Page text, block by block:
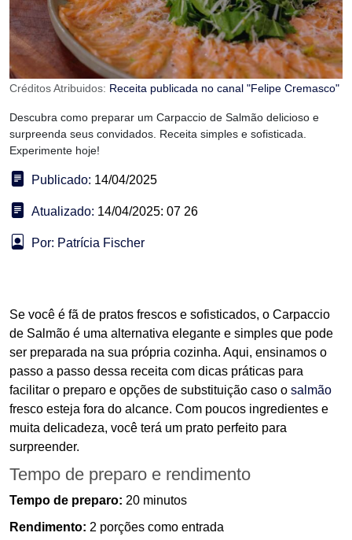
Créditos Atribuidos: Receita publicada no canal "Felipe Cremasco"
Descubra como preparar um Carpaccio de Salmão delicioso e
surpreenda seus convidados. Receita simples e sofisticada.
Experimente hoje!
Publicado: 14/04/2025
Atualizado: 14/04/2025: 07 26
Por: Patrícia Fischer
Se você é fã de pratos frescos e sofisticados, o Carpaccio
de Salmão é uma alternativa elegante e simples que pode
ser preparada na sua própria cozinha. Aqui, ensinamos o
passo a passo dessa receita com dicas práticas para
facilitar o preparo e opções de substituição caso o salmão
fresco esteja fora do alcance. Com poucos ingredientes e
muita delicadeza, você terá um prato perfeito para
surpreender.
Tempo de preparo e rendimento
Tempo de preparo: 20 minutos
Rendimento: 2 porções como entrada